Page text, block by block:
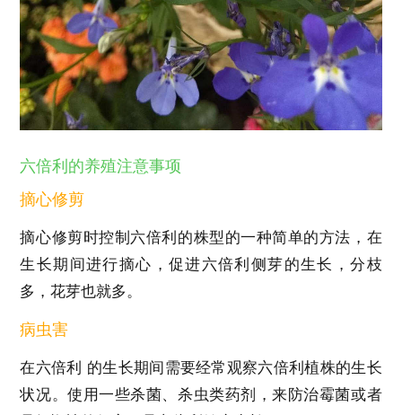
六倍利的养殖注意事项
摘心修剪
摘心修剪时控制六倍利的株型的一种简单的方法，在
生长期间进行摘心，促进六倍利侧芽的生长，分枝
多，花芽也就多。
病虫害
在六倍利 的生长期间需要经常观察六倍利植株的生长
状况。使用一些杀菌、杀虫类药剂，来防治霉菌或者